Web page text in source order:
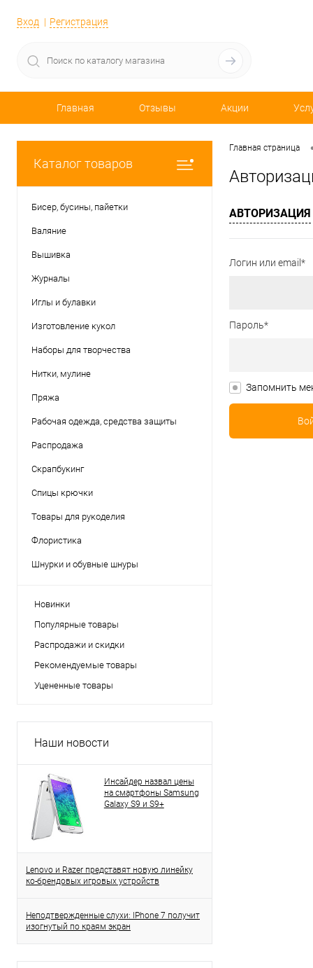
Вход Регистрация
Главная Отзывы Акции
Каталог товаров
Бисер, бусины, пайетки
Валяние
Вышивка
Журналы
Иглы и булавки
Изготовление кукол
Наборы для творчества
Нитки, мулине
Пряжа
Рабочая одежда, средства защиты
Распродажа
Скрапбукинг
Спицы крючки
Товары для рукоделия
Флористика
Шнурки и обувные шнуры
Новинки
Популярные товары
Распродажи и скидки
Рекомендуемые товары
Уцененные товары
Наши новости
Инсайдер назвал цены
на смартфоны Samsung
Galaxy S9 и S9+
Lenovo и Razer представят новую линейку
ко-брендовых игровых устройств
Неподтвержденные слухи: IPhone 7 получит
изогнутый по краям экран
Главная страница
АВТОРИЗАЦИЯ
Логин или email*
Пароль*
Запомнить